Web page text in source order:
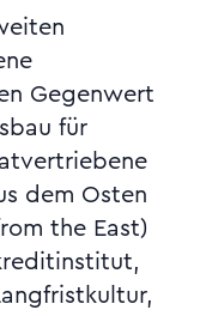
Gegenwert
für
dem Osten
the East)